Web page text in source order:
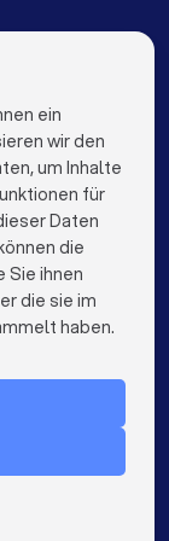
DJs in Leipzig
DJs in Bonn
ein
wir den
um Inhalte
für
Daten
die
Sie ihnen
die sie im
haben.